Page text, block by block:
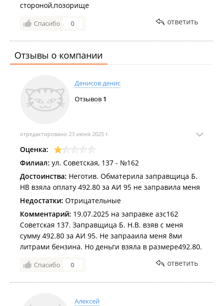
стороной,позорище
Спасибо 0 ответить
Отзывы о компании
Денисов денис
Отзывов 1
отредактировано 23 июня 2025 г.
Оценка:
Филиал: ул. Советская, 137 - №162
Достоинства: Неготив. Обматерила заправщица Б.
НВ взяла оплату 492.80 за АИ 95 не заправила меня
Недостатки: Отрицательные
Комментарий: 19.07.2025 на заправке азс162
Советская 137. Заправщица Б. Н.В. взяв с меня
сумму 492.80 за АИ 95. Не запрааила меня 8ми
литрами бензина. Но деньги взяла в размере492.80.
Спасибо 0 ответить
Алексей